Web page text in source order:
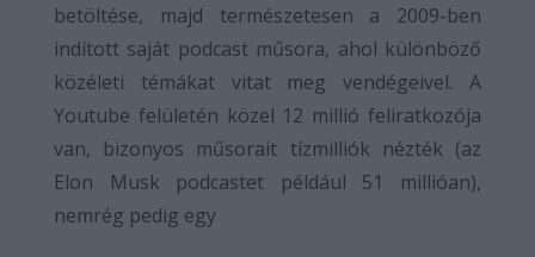
betöltése, majd természetesen a 2009-ben
indított saját podcast műsora, ahol különböző
közéleti témákat vitat meg vendégeivel. A
Youtube felületén közel 12 millió feliratkozója
van, bizonyos műsorait tízmilliók nézték (az
Elon Musk podcastet például 51 millióan),
nemrég pedig egy